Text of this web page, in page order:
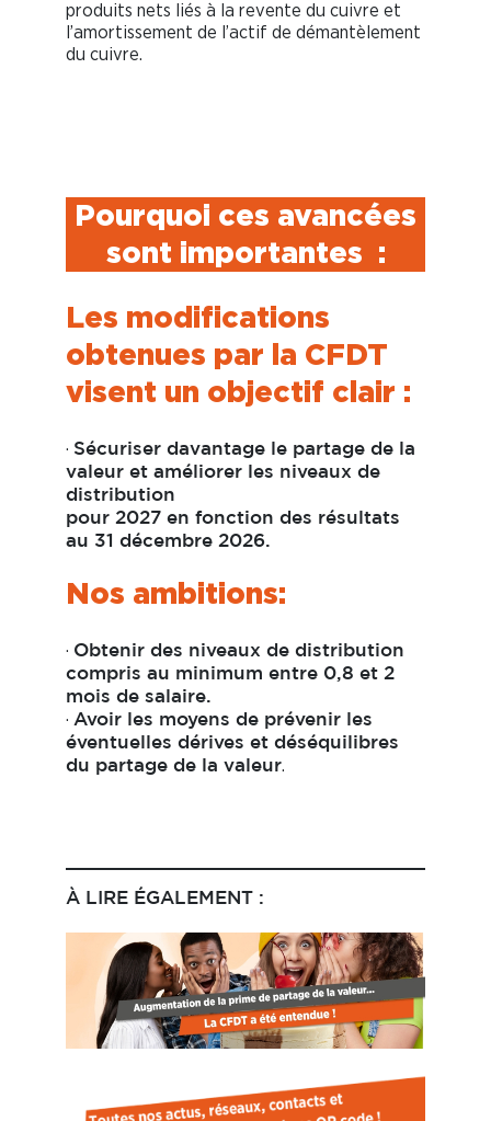
produits nets liés à la revente du cuivre et
l’amortissement de l’actif de démantèlement
du cuivre.
Pourquoi ces avancées
sont importantes :
Les modifications
obtenues par la CFDT
visent un objectif clair :
· Sécuriser davantage le partage de la
valeur et améliorer les niveaux de
distribution
pour 2027 en fonction des résultats
au 31 décembre 2026.
Nos ambitions:
· Obtenir des niveaux de distribution
compris au minimum entre 0,8 et 2
mois de salaire.
· Avoir les moyens de prévenir les
éventuelles dérives et déséquilibres
du partage de la valeur.
À LIRE ÉGALEMENT :